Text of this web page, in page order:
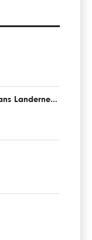
Festival Fête du Bruit dans Landerneau